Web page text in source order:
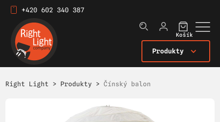
+420 602 340 387
Produkty
Košík
Right Light > Produkty >Čínský balon